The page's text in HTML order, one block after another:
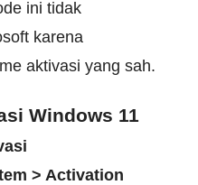
ini tidak
karena
aktivasi yang sah.
Windows 11
> Activation